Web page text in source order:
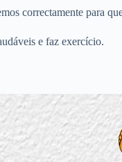
correctamente para
e faz exercício.